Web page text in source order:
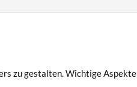
zu gestal­ten. Wich­ti­ge Aspek­te